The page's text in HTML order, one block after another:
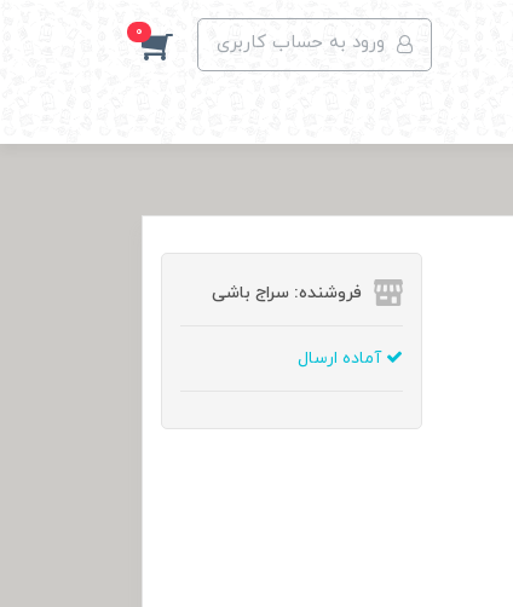
ورود به حساب کاربری 0
فروشنده: سراج باشی
آماده ارسال